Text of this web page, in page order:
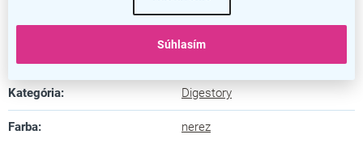
Súhlasím
Dodatočné parametre
Kategória: Digestory
Farba: nerez